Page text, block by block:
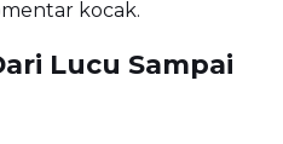
kocak.
Lucu Sampai